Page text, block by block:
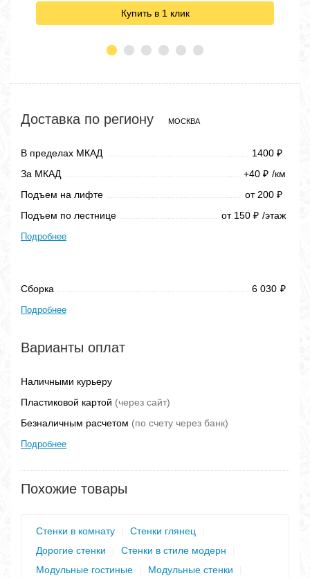
Купить в 1 клик
Доставка по региону МОСКВА
В пределах МКАД 1400 ₽
За МКАД +40 ₽ /км
Подъем на лифте
от 200 ₽
Подъем по лестнице от 150 ₽ /этаж
Подробнее
Сборка 6 030 ₽
Подробнее
Варианты оплат
Наличными курьеру
Пластиковой картой (через сайт)
Безналичным расчетом (по счету через банк)
Подробнее
Похожие товары
Стенки в комнату Стенки глянец
Дорогие стенки
Стенки в стиле модерн
Модульные гостиные
Модульные стенки